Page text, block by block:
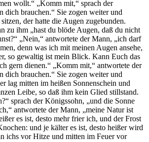
wollt.“ „Komm mit,“ sprach der
dich brauchen.“ Sie zogen weiter und
der hatte die Augen zugebunden.
zu ihm „hast du blöde Augen, daß du nicht
„Nein,“ antwortete der Mann, „ich darf
denn was ich mit meinen Augen ansehe,
so gewaltig ist mein Blick. Kann Euch das
gern dienen.“ „Komm mit,“ antwortete der
dich brauchen.“ Sie zogen weiter und
lag mitten im heißen Sonnenschein und
Leibe, so daß ihm kein Glied stillstand.
sprach der Königssohn, „und die Sonne
antwortete der Mann, „meine Natur ist
es ist, desto mehr frier ich, und der Frost
und je kälter es ist, desto heißer wird
ichs vor Hitze und mitten im Feuer vor